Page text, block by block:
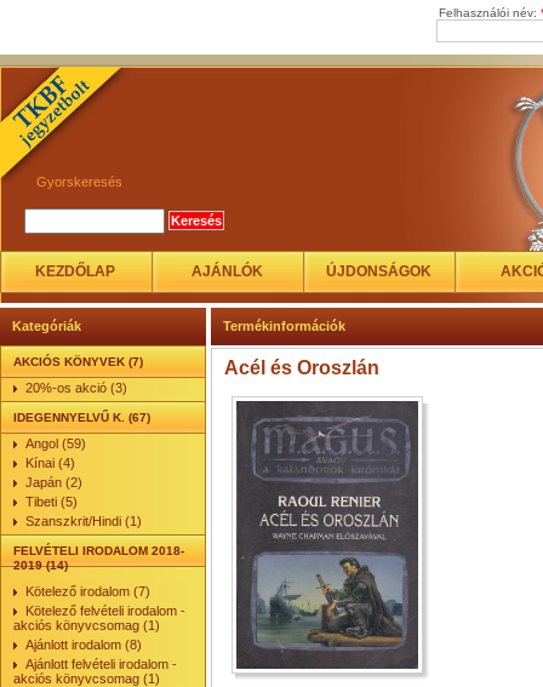
Felhasználói név:
Gyorskeresés
KEZDŐLAP AJÁNLÓK ÚJDONSÁGOK
Kategóriák
AKCIÓS KÖNYVEK (7)
20%-os akció (3)
IDEGENNYELVŰ K. (67)
Angol (59)
Kínai (4)
Japán (2)
Tibeti (5)
Szanszkrit/Hindi (1)
FELVÉTELI IRODALOM 2018-
2019 (14)
Kötelező irodalom (7)
Kötelező felvételi irodalom -
akciós könyvcsomag (1)
Ajánlott irodalom (8)
Ajánlott felvételi irodalom -
akciós könyvcsomag (1)
Termékinformációk
Acél és Oroszlán